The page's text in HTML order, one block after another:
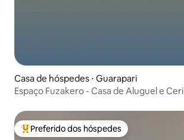
Casa de hóspedes ⋅ Guarapari
Espaço Fuzakero - Casa de Aluguel e
Entre os melhores preferidos dos hóspedes
Preferido dos hóspedes